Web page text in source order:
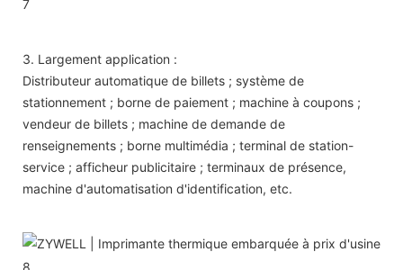
3. Largement application :
Distributeur automatique de billets ; système de
stationnement ; borne de paiement ; machine à coupons ;
vendeur de billets ; machine de demande de
renseignements ; borne multimédia ; terminal de station-
service ; afficheur publicitaire ; terminaux de présence,
machine d'automatisation d'identification, etc.